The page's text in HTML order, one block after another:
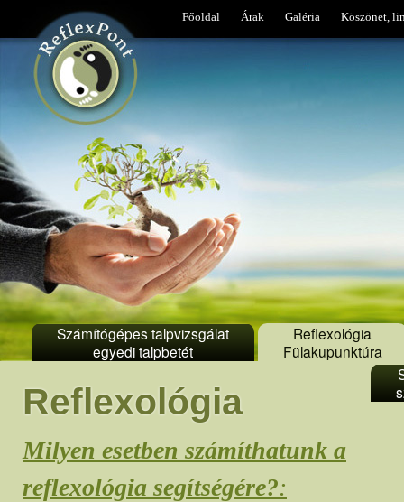
Számítógépes talpvizsgálat
egyedi talpbetét
Reflexológia
Fülakupunktúra
Főoldal Árak Galéria Köszönet,
Reflexológia
Milyen esetben számíthatunk a
reflexológia segítségére?: